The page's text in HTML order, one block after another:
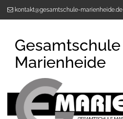
kontakt@gesamtschule-marienheide.de
Gesamtschule
Marienheide